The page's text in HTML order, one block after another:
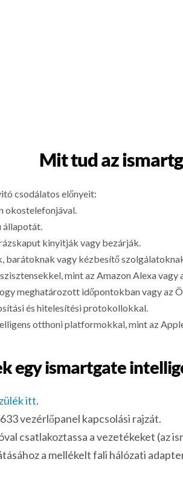
Mit tud az
csodálatos előnyeit:
okostelefonjával.
állapotát.
kinyitják vagy bezárják.
barátoknak vagy kézbesítő
mint az Amazon Alexa
meghatározott időpontokban vagy az
és hitelesítési protokollokkal.
otthoni platformokkal, mint az
egy ismartgate
itt.
vezérlőpanel kapcsolási rajzát.
csatlakoztassa a vezetékeket (az
a mellékelt fali hálózati